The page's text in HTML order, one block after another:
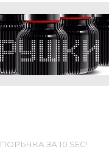
ПОРЪЧКА ЗА 10 SEC!